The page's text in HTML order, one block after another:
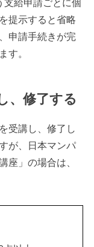
支給申請ごとに個
提示すると省略
申請手続きが完
す。
、修了する
受講し、修了し
が、日本マンパ
座」の場合は、